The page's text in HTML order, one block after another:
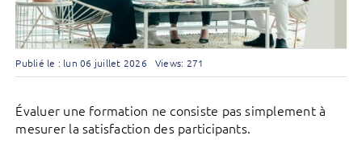
Publié le : lun 06 juillet 2026 Views: 271
Évaluer une formation ne consiste pas simplement à
mesurer la satisfaction des participants.